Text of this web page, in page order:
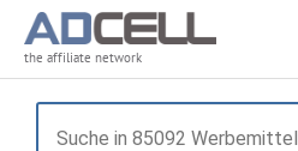
the affiliate network